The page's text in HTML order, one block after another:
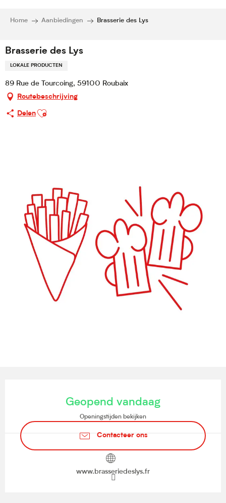
Home Aanbiedingen Brasserie des Lys
Brasserie des Lys
LOKALE PRODUCTEN
89 Rue de Tourcoing, 59100 Roubaix
Routebeschrijving
Delen
Ajouter aux favoris
Geopend vandaag
Openingstijden bekijken
Contacteer ons
www.brasseriedeslys.fr